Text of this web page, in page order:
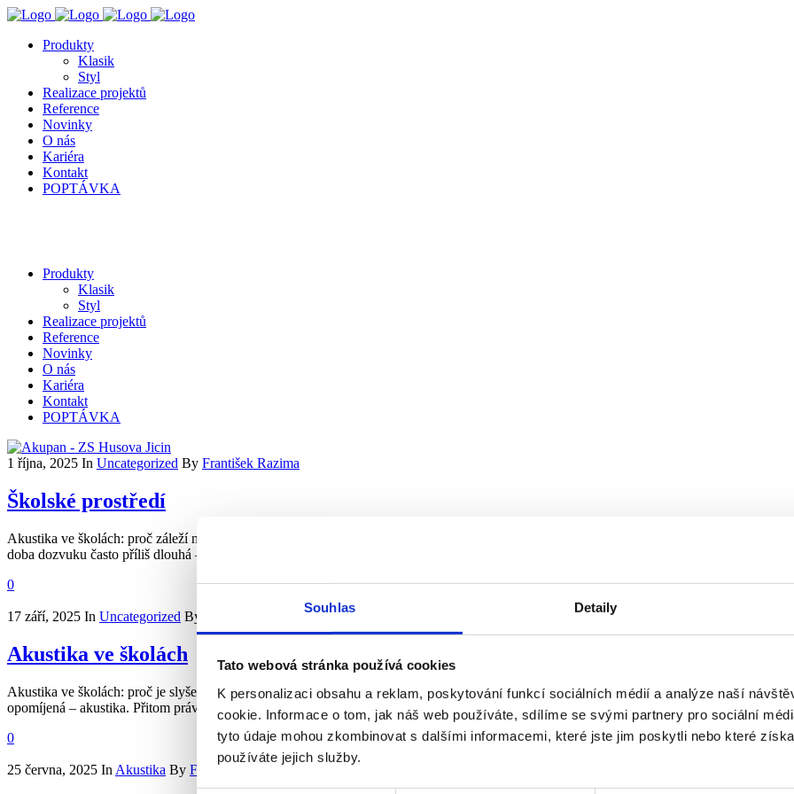
Souhlas Detaily
Tato webová stránka používá cookies
K personalizaci obsahu a reklam, poskytování funkcí sociálních médií a analýze naší
cookie. Informace o tom, jak náš web používáte, sdílíme se svými partnery pro sociální
tyto údaje mohou zkombinovat s dalšími informacemi, které jste jim poskytli nebo které
používáte jejich služby.
Produkty
Klasik
Styl
Realizace projektů
Reference
Novinky
O nás
Kariéra
Kontakt
POPTÁVKA
Produkty
Klasik
Styl
Realizace projektů
Reference
Novinky
O nás
Kariéra
Kontakt
POPTÁVKA
1 října, 2025 In Uncategorized By František Razima
Školské prostředí
Akustika ve školách: proč záleží na každém slově Správná akustika ve školách není jen technická vychytávka, ale zásadní faktor, který
doba dozvuku často příliš dlouhá – slova se překrývají a vzniká ozvěna. Výsledek? Žáci
0
17 září, 2025 In Uncategorized By
Akustika ve školách
Akustika ve školách: proč je slyšet důležitější, než si myslíme Když se řekne kvalita školního prostředí, většina lidí si vybaví osvětlení,
opomíjená – akustika. Přitom právě prostorová akustika zásadně ovlivňuje nejen to, jak dobře žáci slyší
0
25 června, 2025 In Akustika By František Razima